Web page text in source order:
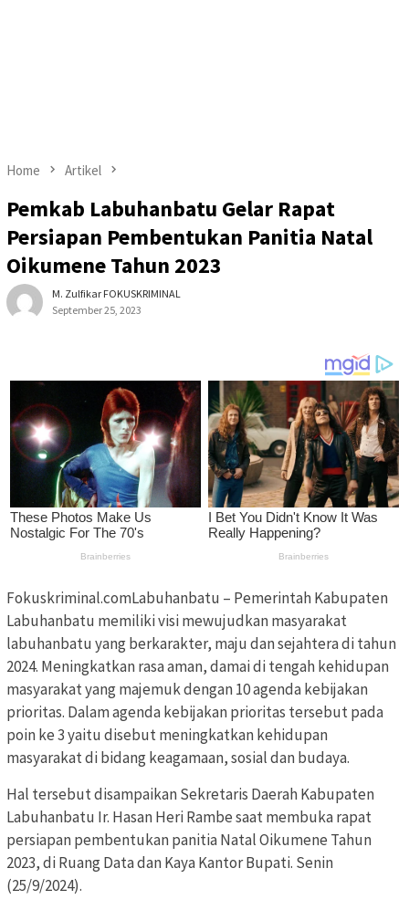
Home Artikel
Pemkab Labuhanbatu Gelar Rapat
Persiapan Pembentukan Panitia Natal
Oikumene Tahun 2023
M. Zulfikar FOKUSKRIMINAL
September 25, 2023
Fokuskriminal.comLabuhanbatu – Pemerintah Kabupaten
Labuhanbatu memiliki visi mewujudkan masyarakat
labuhanbatu yang berkarakter, maju dan sejahtera di tahun
2024. Meningkatkan rasa aman, damai di tengah kehidupan
masyarakat yang majemuk dengan 10 agenda kebijakan
prioritas. Dalam agenda kebijakan prioritas tersebut pada
poin ke 3 yaitu disebut meningkatkan kehidupan
masyarakat di bidang keagamaan, sosial dan budaya.
Hal tersebut disampaikan Sekretaris Daerah Kabupaten
Labuhanbatu Ir. Hasan Heri Rambe saat membuka rapat
persiapan pembentukan panitia Natal Oikumene Tahun
2023, di Ruang Data dan Kaya Kantor Bupati. Senin
(25/9/2024).